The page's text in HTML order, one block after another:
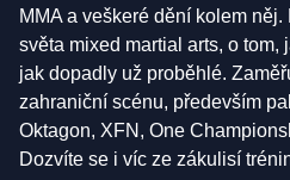
MMA a veškeré dění kolem
světa mixed martial arts, o tom,
jak dopadly už proběhlé.
zahraniční scénu, především
Oktagon, XFN, One
Dozvíte se i víc ze zákulisí